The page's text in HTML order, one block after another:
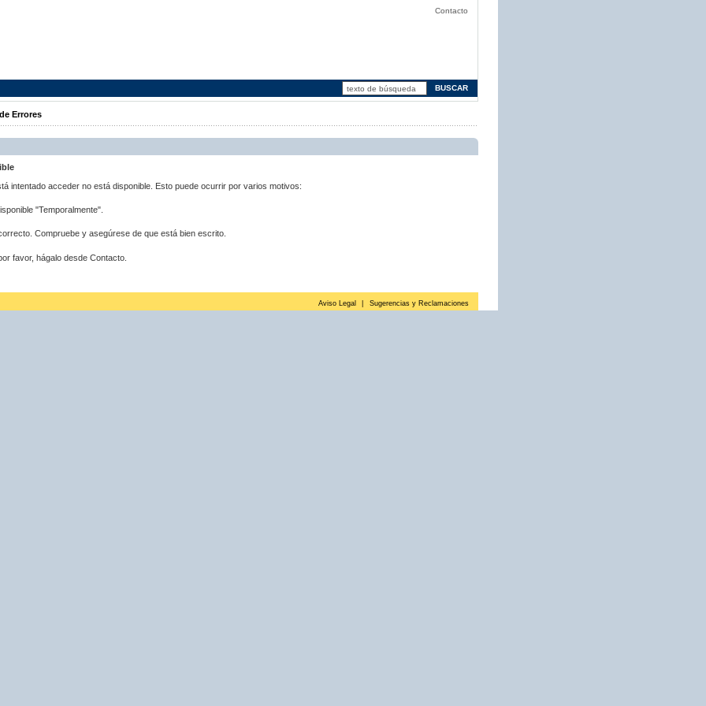
Contacto
Errores
intentado acceder no está disponible. Esto puede ocurrir por varios motivos:
"Temporalmente".
Compruebe y asegúrese de que está bien escrito.
favor, hágalo desde Contacto.
Aviso Legal Sugerencias y Reclamaciones